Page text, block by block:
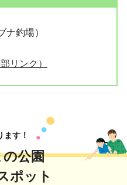
ナ釣場）
リンク）
ます！
公園
ポット